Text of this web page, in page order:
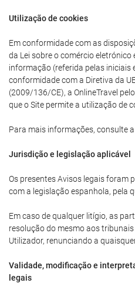
Utilização de cookies
Em conformidade com as
da Lei sobre o comércio eletrónico
informação (referida pelas iniciais
conformidade com a Diretiva da
(2009/136/CE), a OnlineTravel
que o Site permite a utilização de
Para mais informações, consulte
Jurisdição e legislação aplicável
Os presentes Avisos legais foram
com a legislação espanhola, pela
Em caso de qualquer litígio, as
resolução do mesmo aos
Utilizador, renunciando a
Validade, modificação e
legais